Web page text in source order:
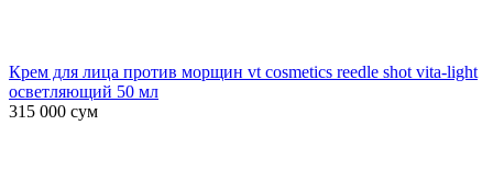
Крем для лица против морщин vt cosmetics reedle shot vita-light
осветляющий 50 мл
315 000 сум